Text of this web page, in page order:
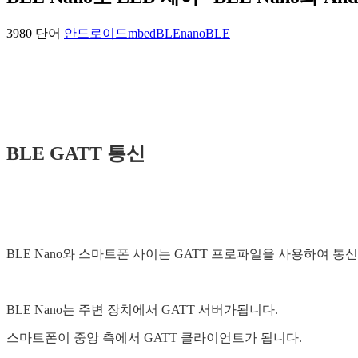
3980 단어 안드로이드mbedBLEnanoBLE
BLE GATT 통신
BLE Nano와 스마트폰 사이는 GATT 프로파일을 사용하여 통
BLE Nano는 주변 장치에서 GATT 서버가됩니다.
스마트폰이 중앙 측에서 GATT 클라이언트가 됩니다.